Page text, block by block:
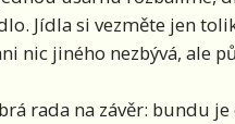
Jídla si vezměte jen
nic jiného nezbývá, ale
rada na závěr: bundu